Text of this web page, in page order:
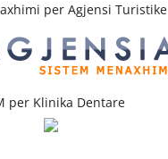
per Agjensi Turistike
per Klinika Dentare